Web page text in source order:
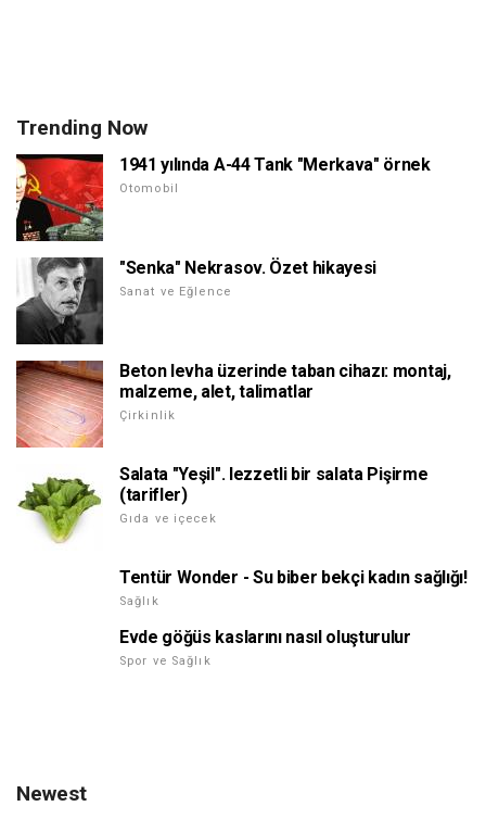
Trending Now
1941 yılında A-44 Tank "Merkava" örnek
Otomobil
"Senka" Nekrasov. Özet hikayesi
Sanat ve Eğlence
Beton levha üzerinde taban cihazı: montaj,
malzeme, alet, talimatlar
Çirkinlik
Salata "Yeşil". lezzetli bir salata Pişirme
(tarifler)
Gıda ve içecek
Tentür Wonder - Su biber bekçi kadın sağlığı!
Sağlık
Evde göğüs kaslarını nasıl oluşturulur
Spor ve Sağlık
Newest